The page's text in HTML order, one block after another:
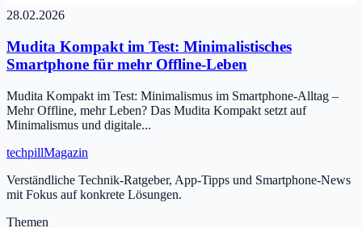
28.02.2026
Mudita Kompakt im Test: Minimalistisches
Smartphone für mehr Offline-Leben
Mudita Kompakt im Test: Minimalismus im Smartphone-Alltag –
Mehr Offline, mehr Leben? Das Mudita Kompakt setzt auf
Minimalismus und digitale...
techpillMagazin
Verständliche Technik-Ratgeber, App-Tipps und Smartphone-News
mit Fokus auf konkrete Lösungen.
Themen